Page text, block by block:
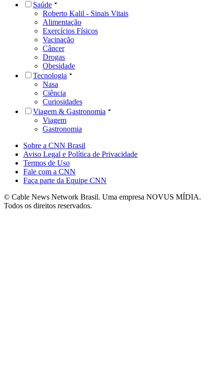
Saúde
Roberto Kalil - Sinais Vitais
Alimentação
Exercícios Físicos
Vacinação
Câncer
Drogas
Obesidade
Tecnologia
Nasa
Ciência
Curiosidades
Viagem & Gastronomia
Viagem
Gastronomia
Sobre a CNN Brasil
Aviso Legal e Política de Privacidade
Termos de Uso
Fale com a CNN
Faça parte da Equipe CNN
© Cable News Network Brasil. Uma empresa NOVUS MÍDIA.
Todos os direitos reservados.